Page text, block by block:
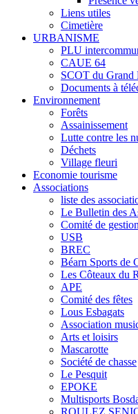
Liens utiles
Cimetière
URBANISME
PLU
CAUE 64
SCOT du Grand
Documents à
Environnement
Forêts
Assainissement
Lutte contre les
Déchets
Village fleuri
Economie tourisme
Associations
liste des
Le Bulletin des
Comité de
USB
BREC
Béarn Sports de
Les Côteaux du
APE
Comité des fêtes
Lous Esbagats
Association
Arts et loisirs
Mascarotte
Société de chasse
Le Pesquit
EPOKE
Multisports
ROULEZ